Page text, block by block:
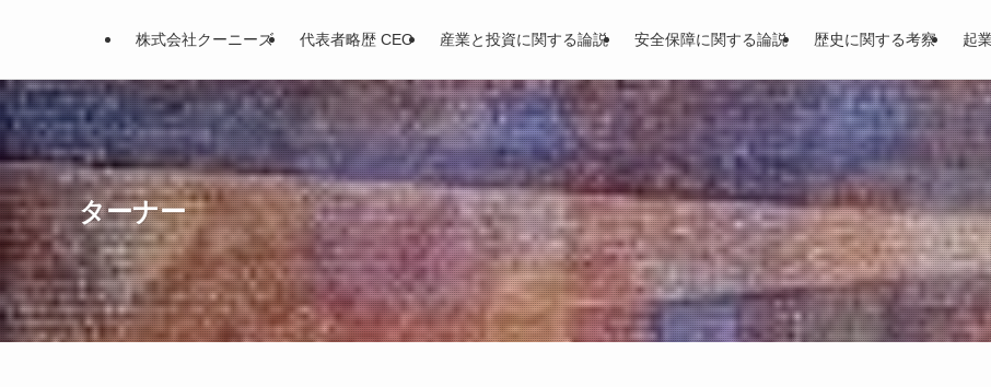
株式会社クーニーズ 代表者略歴 CEO 産業と投資に関する論説 安全保障に関する論説 歴史に関する考察 起
ターナー